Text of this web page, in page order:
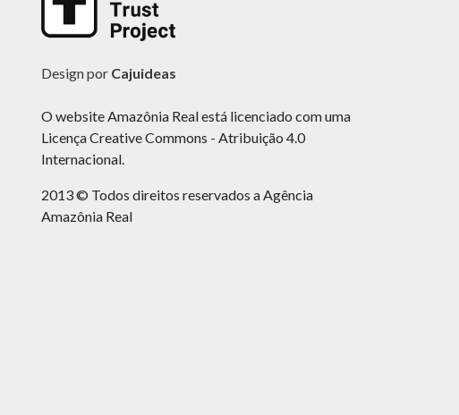
Design por Cajuideas
O website Amazônia Real está licenciado com uma
Licença Creative Commons - Atribuição 4.0
Internacional.
2013 © Todos direitos reservados a Agência
Amazônia Real